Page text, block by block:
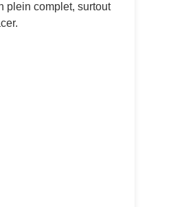
plein complet, surtout